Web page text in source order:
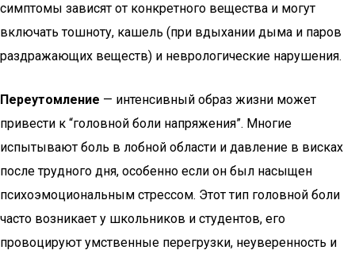
симптомы зависят от конкретного вещества и могут
включать тошноту, кашель (при вдыхании дыма и паров
раздражающих веществ) и неврологические нарушения.
Переутомление — интенсивный образ жизни может
привести к “головной боли напряжения”. Многие
испытывают боль в лобной области и давление в висках
после трудного дня, особенно если он был насыщен
психоэмоциональным стрессом. Этот тип головной боли
часто возникает у школьников и студентов, его
провоцируют умственные перегрузки, неуверенность и